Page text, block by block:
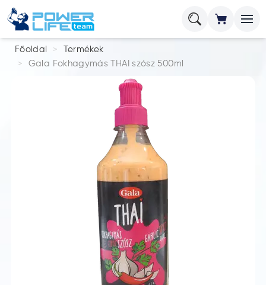
Főoldal
Termékek
Gala Fokhagymás THAI szósz 500ml